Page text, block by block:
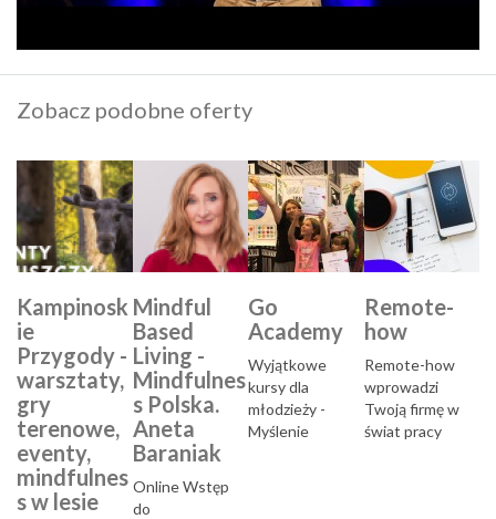
Zobacz podobne oferty
Kampinosk
ie
Przygody -
warsztaty,
gry
terenowe,
eventy,
mindfulnes
s w lesie
Mindful
Based
Living -
Mindfulnes
s Polska.
Aneta
Baraniak
Online Wstęp
do
Go
Academy
Wyjątkowe
kursy dla
młodzieży -
Myślenie
Remote-
how
Remote-how
wprowadzi
Twoją firmę w
świat pracy